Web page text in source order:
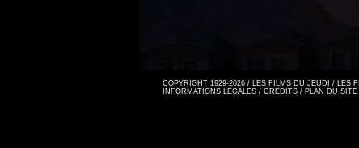
COPYRIGHT 1929-2026 / LES FILMS DU JEUDI / LES
INFORMATIONS LEGALES / CREDITS / PLAN DU SITE